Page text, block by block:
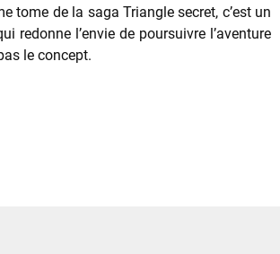
tome de la saga Triangle secret, c’est un
redonne l’envie de poursuivre l’aventure
le concept.